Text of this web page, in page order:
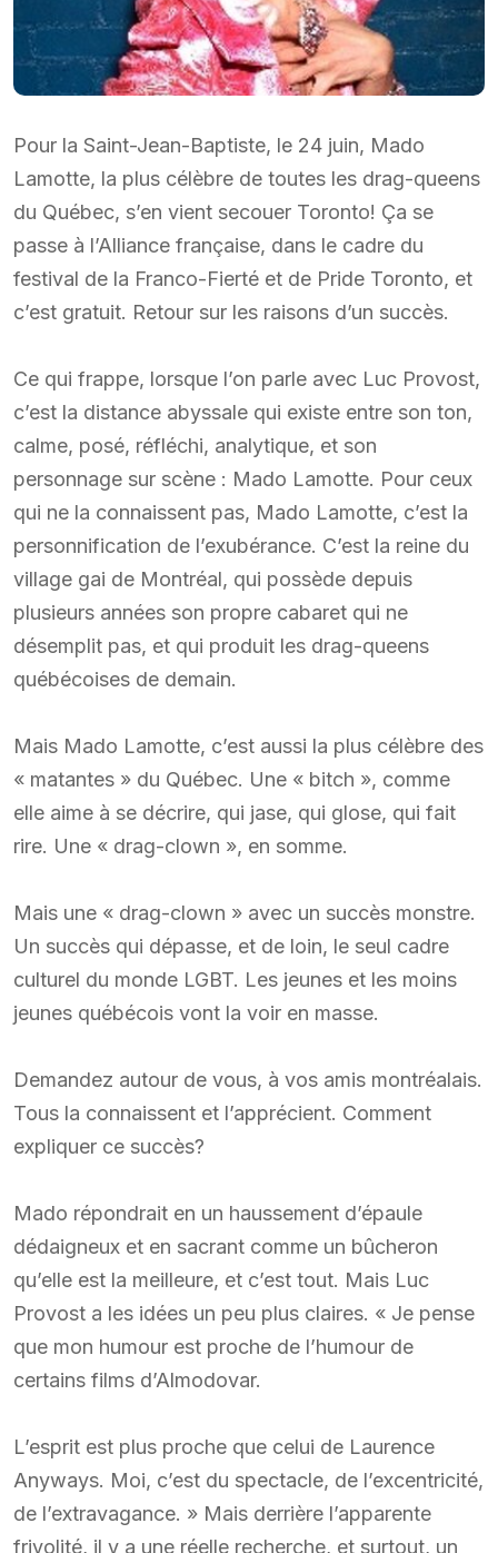
Pour la Saint-Jean-Baptiste, le 24 juin, Mado
Lamotte, la plus célèbre de toutes les drag-queens
du Québec, s’en vient secouer Toronto! Ça se
passe à l’Alliance française, dans le cadre du
festival de la Franco-Fierté et de Pride Toronto, et
c’est gratuit. Retour sur les raisons d’un succès.
Ce qui frappe, lorsque l’on parle avec Luc Provost,
c’est la distance abyssale qui existe entre son ton,
calme, posé, réfléchi, analytique, et son
personnage sur scène : Mado Lamotte. Pour ceux
qui ne la connaissent pas, Mado Lamotte, c’est la
personnification de l’exubérance. C’est la reine du
village gai de Montréal, qui possède depuis
plusieurs années son propre cabaret qui ne
désemplit pas, et qui produit les drag-queens
québécoises de demain.
Mais Mado Lamotte, c’est aussi la plus célèbre des
« matantes » du Québec. Une « bitch », comme
elle aime à se décrire, qui jase, qui glose, qui fait
rire. Une « drag-clown », en somme.
Mais une « drag-clown » avec un succès monstre.
Un succès qui dépasse, et de loin, le seul cadre
culturel du monde LGBT. Les jeunes et les moins
jeunes québécois vont la voir en masse.
Demandez autour de vous, à vos amis montréalais.
Tous la connaissent et l’apprécient. Comment
expliquer ce succès?
Mado répondrait en un haussement d’épaule
dédaigneux et en sacrant comme un bûcheron
qu’elle est la meilleure, et c’est tout. Mais Luc
Provost a les idées un peu plus claires. « Je pense
que mon humour est proche de l’humour de
certains films d’Almodovar.
L’esprit est plus proche que celui de Laurence
Anyways. Moi, c’est du spectacle, de l’excentricité,
de l’extravagance. » Mais derrière l’apparente
frivolité, il y a une réelle recherche, et surtout, un